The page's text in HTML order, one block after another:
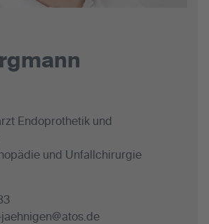
Endoprothetik und
und Unfallchirurgie